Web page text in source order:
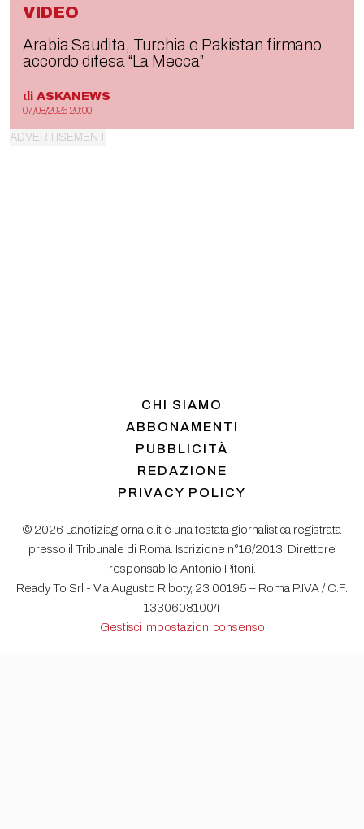
VIDEO
Arabia Saudita, Turchia e Pakistan firmano
accordo difesa “La Mecca”
di ASKANEWS
07/08/2026 20:00
CHI SIAMO
ABBONAMENTI
PUBBLICITÀ
REDAZIONE
PRIVACY POLICY
© 2026 Lanotiziagiornale.it è una testata giornalistica registrata
presso il Tribunale di Roma. Iscrizione n°16/2013. Direttore
responsabile Antonio Pitoni.
Ready To Srl - Via Augusto Riboty, 23 00195 – Roma P.IVA / C.F.
13306081004
Gestisci impostazioni consenso